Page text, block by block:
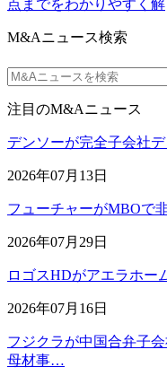
点までをわかりやすく解
M&Aニュース検索
注目のM&Aニュース
デンソーが完全子会社
2026年07月13日
フューチャーがMBOで
2026年07月29日
ロゴスHDがアエラホー
2026年07月16日
フジクラが中国合弁子
母材事…